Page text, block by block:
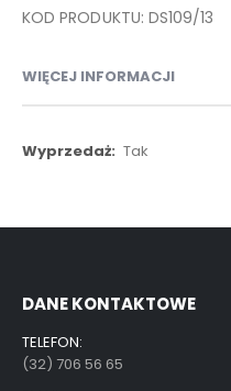
KOD PRODUKTU: DS109/13
WIĘCEJ INFORMACJI
Więcej
Tak
DANE KONTAKTOWE
TELEFON:
(32) 706 56 65